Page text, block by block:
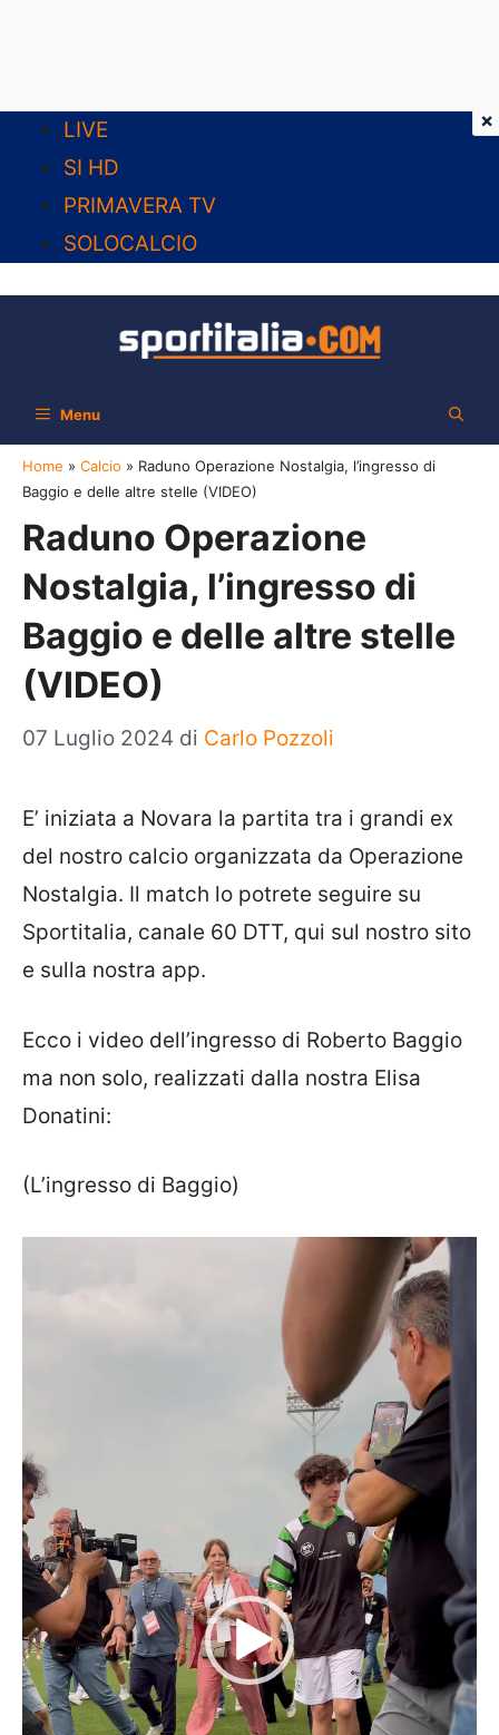
contenuto
LIVE
SI HD
PRIMAVERA TV
SOLOCALCIO
Menu
Home » Calcio » Raduno Operazione Nostalgia, l’ingresso di
Baggio e delle altre stelle (VIDEO)
Raduno Operazione
Nostalgia, l’ingresso di
Baggio e delle altre stelle
(VIDEO)
07 Luglio 2024 di Carlo Pozzoli
E’ iniziata a Novara la partita tra i grandi ex
del nostro calcio organizzata da Operazione
Nostalgia. Il match lo potrete seguire su
Sportitalia, canale 60 DTT, qui sul nostro sito
e sulla nostra app.
Ecco i video dell’ingresso di Roberto Baggio
ma non solo, realizzati dalla nostra Elisa
Donatini:
(L’ingresso di Baggio)
Player
×